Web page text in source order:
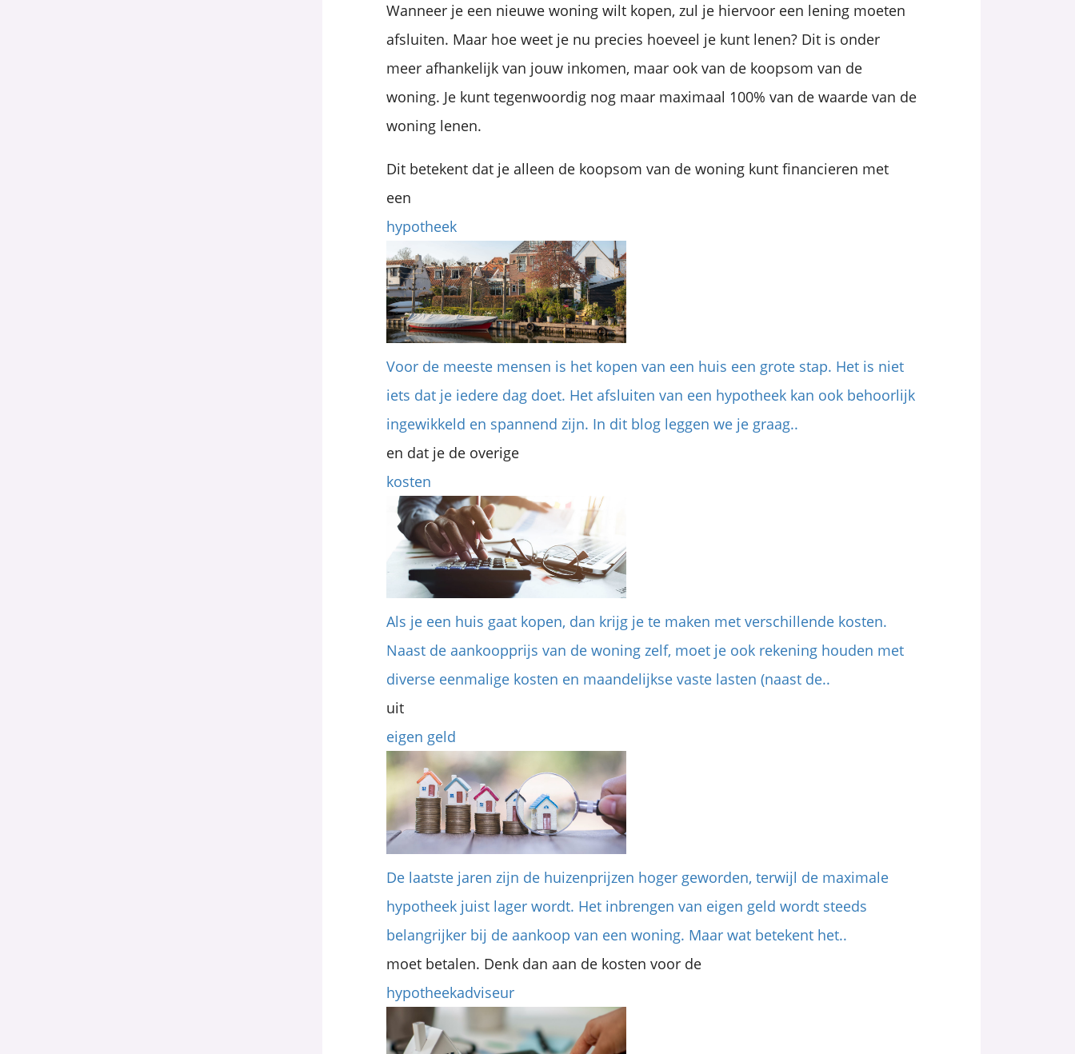
Wanneer je een nieuwe woning wilt kopen, zul je hiervoor een lening moeten
afsluiten. Maar hoe weet je nu precies hoeveel je kunt lenen? Dit is onder
meer afhankelijk van jouw inkomen, maar ook van de koopsom van de
woning. Je kunt tegenwoordig nog maar maximaal 100% van de waarde van de
woning lenen.
Dit betekent dat je alleen de koopsom van de woning kunt financieren met
een
hypotheek
Voor de meeste mensen is het kopen van een huis een grote stap. Het is niet
iets dat je iedere dag doet. Het afsluiten van een hypotheek kan ook behoorlijk
ingewikkeld en spannend zijn. In dit blog leggen we je graag..
en dat je de overige
kosten
Als je een huis gaat kopen, dan krijg je te maken met verschillende kosten.
Naast de aankoopprijs van de woning zelf, moet je ook rekening houden met
diverse eenmalige kosten en maandelijkse vaste lasten (naast de..
uit
eigen geld
De laatste jaren zijn de huizenprijzen hoger geworden, terwijl de maximale
hypotheek juist lager wordt. Het inbrengen van eigen geld wordt steeds
belangrijker bij de aankoop van een woning. Maar wat betekent het..
moet betalen. Denk dan aan de kosten voor de
hypotheekadviseur